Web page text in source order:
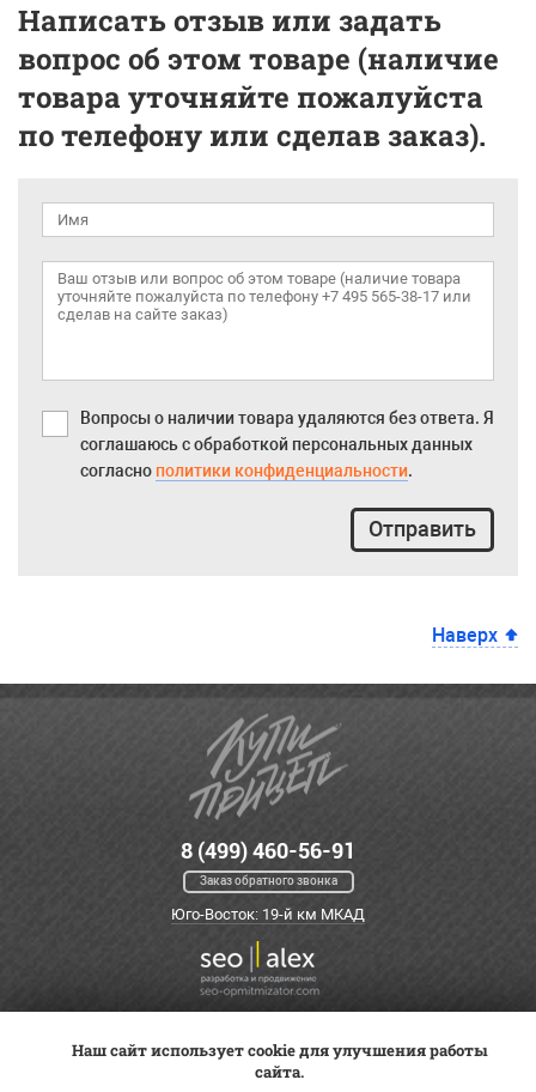
Написать отзыв или задать
вопрос об этом товаре (наличие
товара уточняйте пожалуйста
по телефону или сделав заказ).
Вопросы о наличии товара удаляются без ответа. Я
соглашаюсь с обработкой персональных данных
согласно политики конфиденциальности.
Отправить
Наверх
8 (499) 460-56-91
Заказ обратного звонка
Юго-Восток: 19-й км МКАД
Трейд-ин
ВК Видео
Наш сайт использует cookie для улучшения работы
сайта.